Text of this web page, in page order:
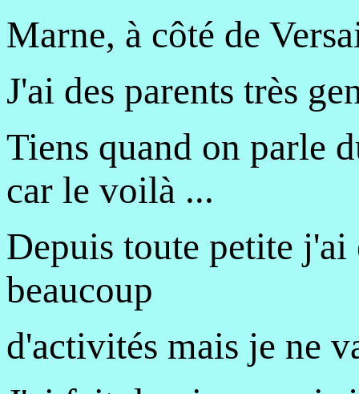
Marne, à côté de
J'ai des parents très
Tiens quand on parle
car le voilà ...
Depuis toute petite j'ai
beaucoup
d'activités mais je ne